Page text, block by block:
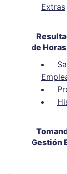
Extras
de
Gestión